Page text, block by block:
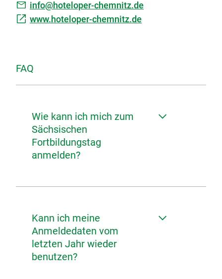
info@hoteloper-chemnitz.de
www.hoteloper-chemnitz.de
FAQ
Wie kann ich mich zum
Sächsischen
Fortbildungstag
anmelden?
Kann ich meine
Anmeldedaten vom
letzten Jahr wieder
benutzen?